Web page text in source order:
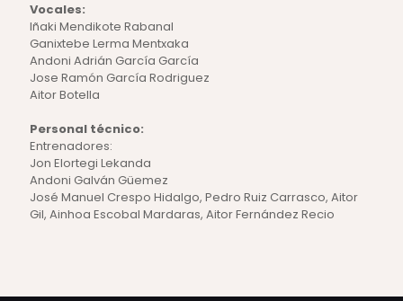
Vocales:
Iñaki Mendikote Rabanal
Ganixtebe Lerma Mentxaka
Andoni Adrián García García
Jose Ramón García Rodriguez
Aitor Botella
Personal técnico:
Entrenadores:
Jon Elortegi Lekanda
Andoni Galván Güemez
José Manuel Crespo Hidalgo, Pedro Ruiz Carrasco, Aitor
Gil, Ainhoa Escobal Mardaras, Aitor Fernández Recio